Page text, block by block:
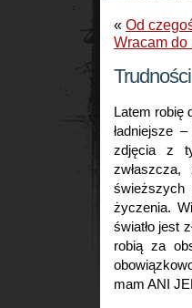
« Od
Wracam do
Latem robię
ładniejsze
zdjęcia z
życzenia.
światło jest
robią za
mam ANI